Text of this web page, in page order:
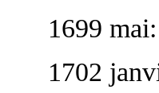
1699
1702